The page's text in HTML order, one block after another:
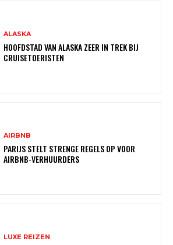
ALASKA
HOOFDSTAD VAN ALASKA ZEER IN TREK BIJ
CRUISETOERISTEN
AIRBNB
PARIJS STELT STRENGE REGELS OP VOOR
AIRBNB-VERHUURDERS
LUXE REIZEN